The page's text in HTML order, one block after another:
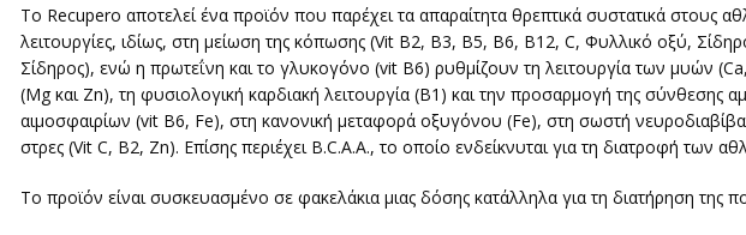
Το Recupero αποτελεί ένα προϊόν που παρέχει τα απαραίτητα θρεπτικά συστατικά στους
λειτουργίες, ιδίως, στη μείωση της κόπωσης (Vit B2, B3, B5, B6, Β12, C, Φυλλικό οξύ,
Σίδηρος), ενώ η πρωτεΐνη και το γλυκογόνο (vit B6) ρυθμίζουν τη λειτουργία των μυών
(Mg και Zn), τη φυσιολογική καρδιακή λειτουργία (Β1) και την προσαρμογή της
αιμοσφαιρίων (vit B6, Fe), στη κανονική μεταφορά οξυγόνου (Fe), στη σωστή
στρες (Vit C, B2, Zn). Επίσης περιέχει B.C.A.A., το οποίο ενδείκνυται για τη διατροφή των
Το προϊόν είναι συσκευασμένο σε φακελάκια μιας δόσης κατάλληλα για τη διατήρηση της